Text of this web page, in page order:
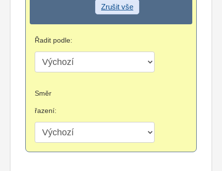
Zrušit vše
Řadit podle:
Směr
řazení: